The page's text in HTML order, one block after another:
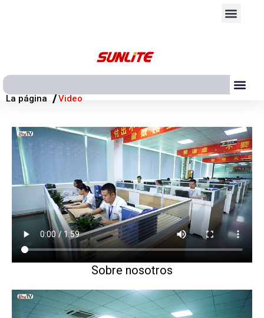
La página /Video
Sobre nosotros